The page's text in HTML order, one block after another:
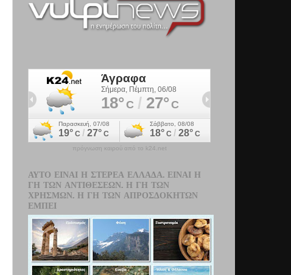
πρόγνωση καιρού από το k24.net
ΑΥΤΌ ΕΊΝΑΙ Η ΣΤΕΡΕΆ ΕΛΛΆΔΑ. ΕΊΝΑΙ Η
ΓΗ ΤΩΝ ΑΝΤΙΘΈΣΕΩΝ. Η ΓΗ ΤΩΝ
ΧΡΗΣΜΏΝ. Η ΓΗ ΤΩΝ ΑΠΡΟΣΔΌΚΗΤΩΝ
ΕΜΠΕΙ